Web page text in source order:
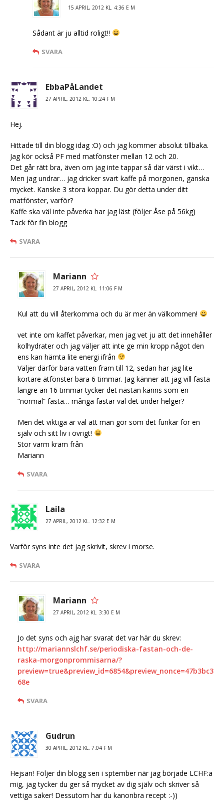
15 APRIL, 2012 KL. 4:36 E M
Sådant är ju alltid roligt!!
SVARA
EbbaPåLandet
27 APRIL, 2012 KL. 10:24 F M
Hej.
Hittade till din blogg idag :O) och jag kommer absolut tillbaka.
Jag kör också PF med matfönster mellan 12 och 20.
Det går rätt bra, även om jag inte tappar så där värst i vikt…
Men jag undrar… jag dricker svart kaffe på morgonen, ganska
mycket. Kanske 3 stora koppar. Du gör detta under ditt
matfönster, varför?
Kaffe ska väl inte påverka har jag läst (följer Åse på 56kg)
Tack för fin blogg
SVARA
Mariann
27 APRIL, 2012 KL. 11:06 F M
Kul att du vill återkomma och du är mer än välkommen!
vet inte om kaffet påverkar, men jag vet ju att det innehåller
kolhydrater och jag väljer att inte ge min kropp något den
ens kan hämta lite energi ifrån
Väljer därför bara vatten fram till 12, sedan har jag lite
kortare ätfönster bara 6 timmar. Jag känner att jag vill fasta
längre än 16 timmar tycker det nästan känns som en
”normal” fasta… många fastar väl det under helger?
Men det viktiga är väl att man gör som det funkar för en
själv och sitt liv i övrigt!
Stor varm kram från
Mariann
SVARA
Laila
27 APRIL, 2012 KL. 12:32 E M
Varför syns inte det jag skrivit, skrev i morse.
SVARA
Mariann
27 APRIL, 2012 KL. 3:30 E M
Jo det syns och ajg har svarat det var här du skrev:
http://mariannslchf.se/periodiska-fastan-och-de-
raska-morgonprommisarna/?
preview=true&preview_id=6854&preview_nonce=47b3bc3
68e
SVARA
Gudrun
30 APRIL, 2012 KL. 7:04 F M
Hejsan! Följer din blogg sen i sptember när jag började LCHF:a
mig, jag tycker du ger så mycket av dig själv och skriver så
vettiga saker! Dessutom har du kanonbra recept :-))